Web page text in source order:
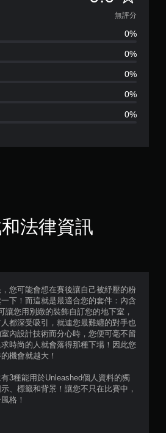
評
分
無評分
0%
0%
0%
0%
0%
法律資訊
您可能會想在賽後讓自己被紓壓的粉
下！而這就是最適合您的套件：內含
讓您用別緻的裝飾自訂您的地下室，
都深受吸引，就連您最難纏的對手也
內設計技術而分心時，您便可毫不留
時尚的人就會落得那種下場！因此您
機會就越大！
3種能用於Unleashed個人資料的獨
、標籤和背景！讓您不只在比賽中，
格！